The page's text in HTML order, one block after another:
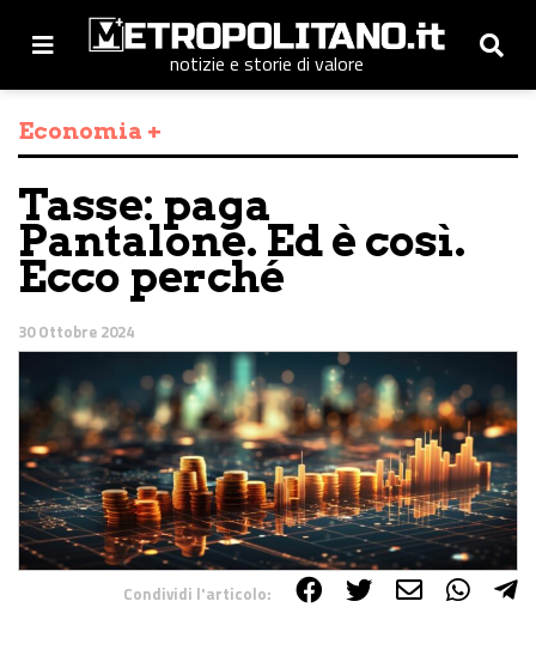
notizie e storie di valore
Economia +
Tasse: paga
Pantalone. Ed è così.
Ecco perché
30 Ottobre 2024
Condividi l'articolo: